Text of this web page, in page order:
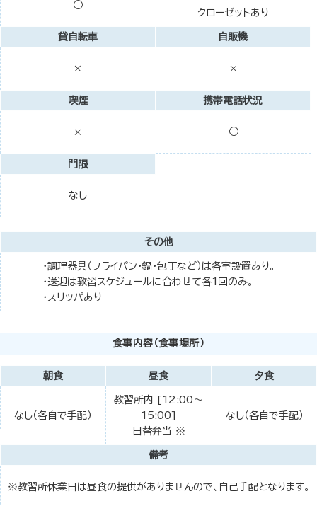
○
クローゼットあり
貸自転車
×
自販機
×
喫煙
×
携帯電話状況
○
門限
なし
その他
・調理器具（フライパン・鍋・包丁など）は各室設置あり。
・送迎は教習スケジュールに合わせて各1回のみ。
・スリッパあり
食事内容（食事場所）
朝食
なし（各自で手配）
昼食
教習所内 [12:00～
15:00]
日替弁当 ※
夕食
なし（各自で手配）
備考
※教習所休業日は昼食の提供がありませんので、自己手配となります。